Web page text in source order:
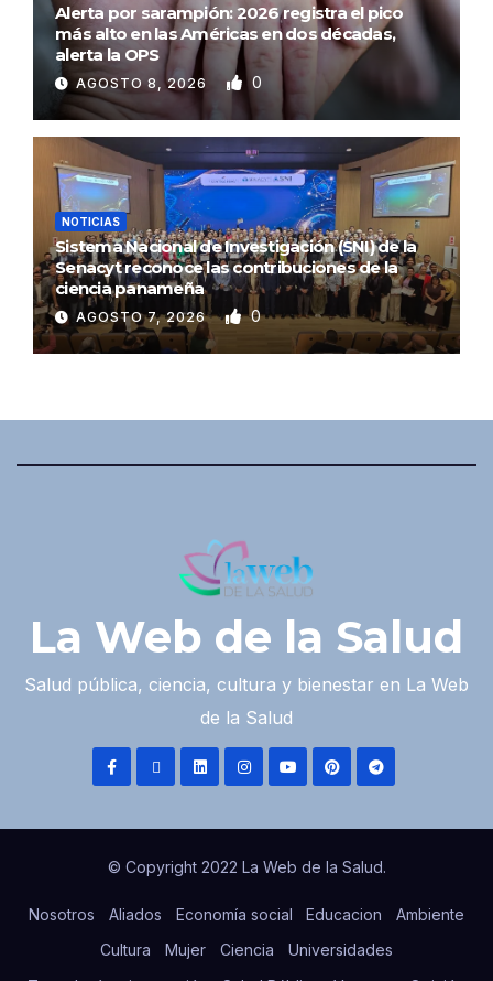
Alerta por sarampión: 2026 registra el pico
más alto en las Américas en dos décadas,
alerta la OPS
AGOSTO 8, 2026 0
NOTICIAS
Sistema Nacional de Investigación (SNI) de la
Senacyt reconoce las contribuciones de la
ciencia panameña
AGOSTO 7, 2026 0
La Web de la Salud
Salud pública, ciencia, cultura y bienestar en La Web
de la Salud
© Copyright 2022 La Web de la Salud.
Nosotros Aliados Economía social Educacion
Ambiente
Cultura
Mujer Ciencia
Universidades